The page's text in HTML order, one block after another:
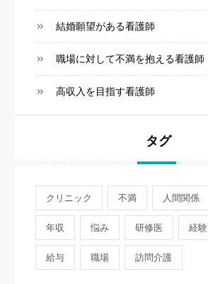
結婚願望がある看護師
職場に対して不満を抱える看護師
高収入を目指す看護師
タグ
クリニック 不満 人間関係
年収 悩み 研修医 経験
給与 職場 訪問介護